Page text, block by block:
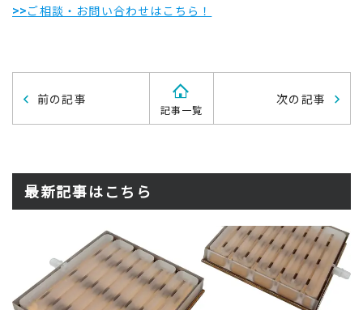
>>ご相談・お問い合わせはこちら！
前の記事
記事一覧
次の記事
最新記事はこちら